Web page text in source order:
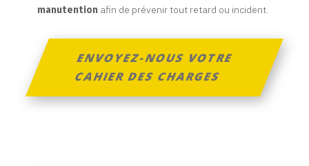
manutentionafin de prévenir tout retard ou incident.
ENVOYEZ-NOUS VOTRE
CAHIER DES CHARGES